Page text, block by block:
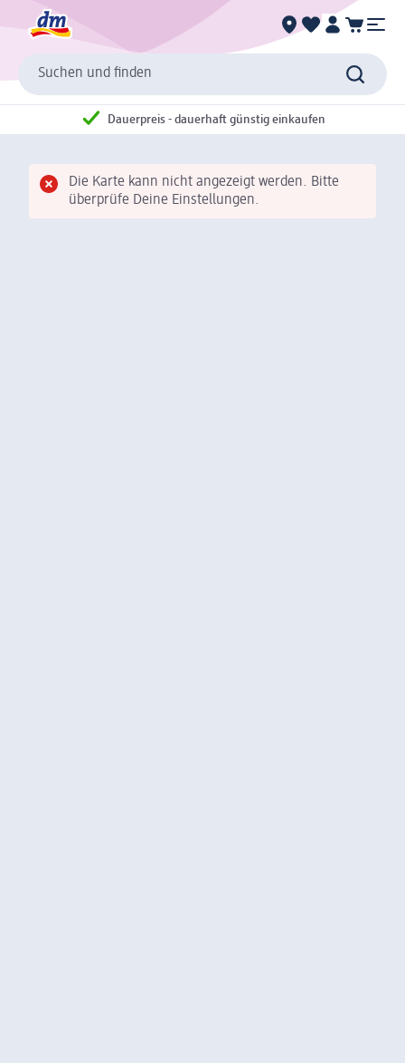
Suchen und finden
Dauerpreis - dauerhaft günstig einkaufen
Die Karte kann nicht angezeigt werden. Bitte
überprüfe Deine Einstellungen.